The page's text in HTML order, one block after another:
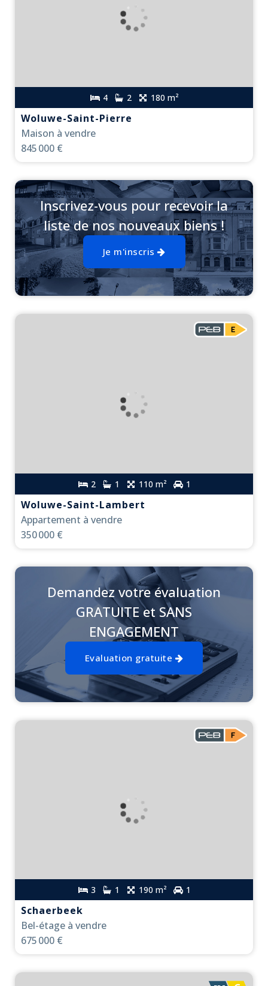
4 2 180 m²
Woluwe-Saint-Pierre
Maison à vendre
845 000 €
Inscrivez-vous pour recevoir la
liste de nos nouveaux biens !
Je m'inscris
2 1 110 m² 1
Woluwe-Saint-Lambert
Appartement à vendre
350 000 €
Demandez votre évaluation
GRATUITE et SANS
ENGAGEMENT
Evaluation gratuite
3 1 190 m² 1
Schaerbeek
Bel-étage à vendre
675 000 €